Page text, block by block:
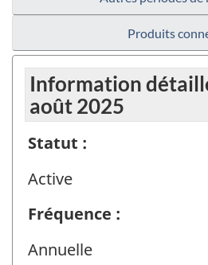
Produits
Information
août 2025
Statut :
Active
Fréquence :
Annuelle